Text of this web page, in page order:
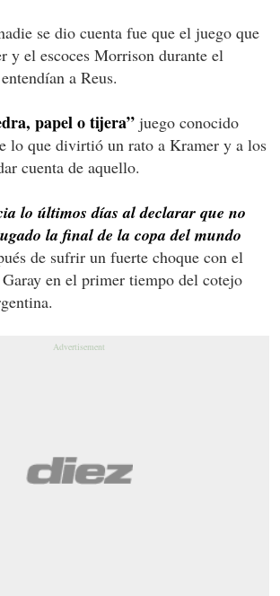
se dio cuenta fue que el juego que
y el escoces Morrison durante el
a Reus.
papel o tijera” juego conocido
lo que divirtió un rato a Kramer y a los
cuenta de aquello.
lo últimos días al declarar que no
la final de la copa del mundo
de sufrir un fuerte choque con el
en el primer tiempo del cotejo